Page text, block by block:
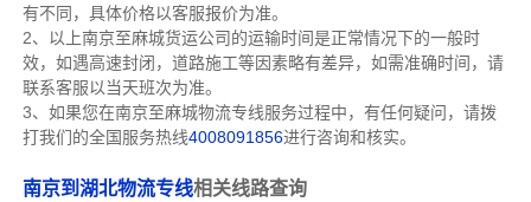
有不同，具体价格以客服报价为准。
2、以上南京至麻城货运公司的运输时间是正常情况下的一般时
效，如遇高速封闭，道路施工等因素略有差异，如需准确时间，请
联系客服以当天班次为准。
3、如果您在南京至麻城物流专线服务过程中，有任何疑问，请拨
打我们的全国服务热线4008091856进行咨询和核实。
南京到湖北物流专线相关线路查询